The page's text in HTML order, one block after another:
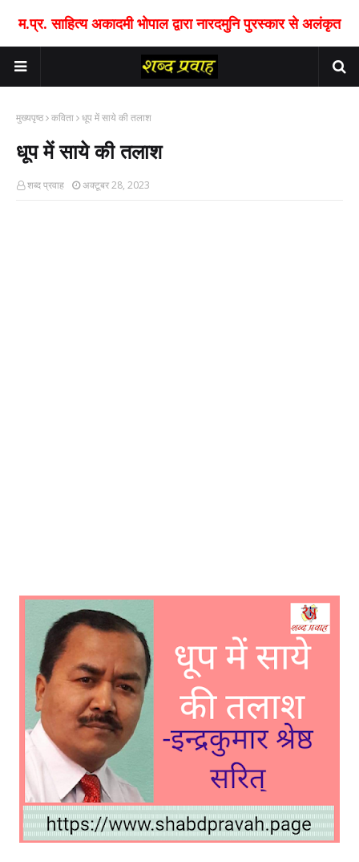
म.प्र. साहित्य अकादमी भोपाल द्वारा नारदमुनि पुरस्कार से अलंकृत
मुख्यपृष्ठ कविता धूप में साये की तलाश
धूप में साये की तलाश
शब्द प्रवाह अक्टूबर 28, 2023